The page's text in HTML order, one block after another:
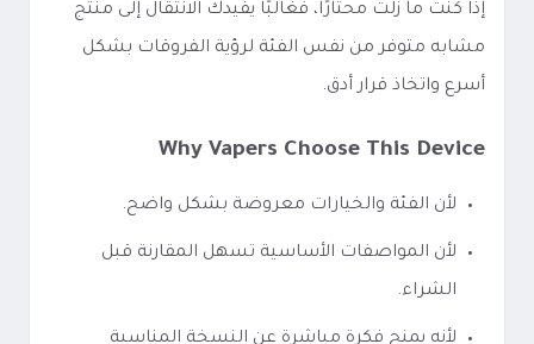
إذا كنت ما زلت محتارًا، فغالبًا يفيدك الانتقال إلى منتج
مشابه متوفر من نفس الفئة لرؤية الفروقات بشكل
أسرع واتخاذ قرار أدق.
Why Vapers Choose This Device
لأن الفئة والخيارات معروضة بشكل واضح.
لأن المواصفات الأساسية تسهل المقارنة قبل
الشراء.
لأنه يمنح فكرة مباشرة عن النسخة المناسبة